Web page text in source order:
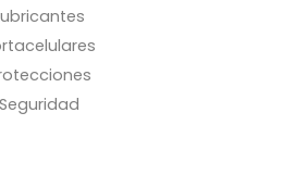
Seguridad